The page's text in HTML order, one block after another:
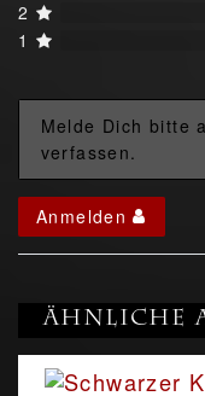
2
1
Melde Dich bitte
verfassen.
Anmelden
Ähnliche